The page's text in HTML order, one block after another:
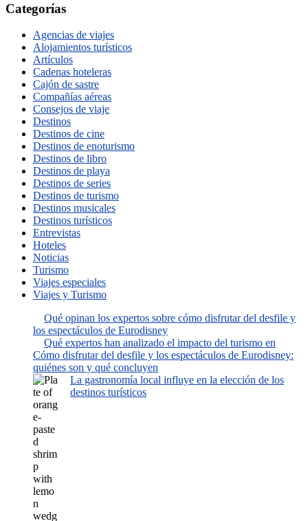
Categorías
Agencias de viajes
Alojamientos turísticos
Artículos
Cadenas hoteleras
Cajón de sastre
Compañías aéreas
Consejos de viaje
Destinos
Destinos de cine
Destinos de enoturismo
Destinos de libro
Destinos de playa
Destinos de series
Destinos de turismo
Destinos musicales
Destinos turísticos
Entrevistas
Hoteles
Noticias
Turismo
Viajes especiales
Viajes y Turismo
Qué opinan los expertos sobre cómo disfrutar del desfile y
los espectáculos de Eurodisney
Qué expertos han analizado el impacto del turismo en
Cómo disfrutar del desfile y los espectáculos de Eurodisney:
quiénes son y qué concluyen
La gastronomía local influye en la elección de los
destinos turísticos